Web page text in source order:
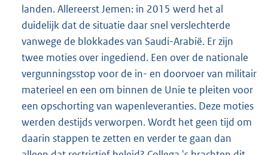
landen. Allereerst Jemen: in 2015 werd het al
duidelijk dat de situatie daar snel verslechterde
vanwege de blokkades van Saudi-Arabië. Er zijn
twee moties over ingediend. Een over de nationale
vergunningsstop voor de in- en doorvoer van militair
materieel en een om binnen de Unie te pleiten voor
een opschorting van wapenleveranties. Deze moties
werden destijds verworpen. Wordt het geen tijd om
daarin stappen te zetten en verder te gaan dan